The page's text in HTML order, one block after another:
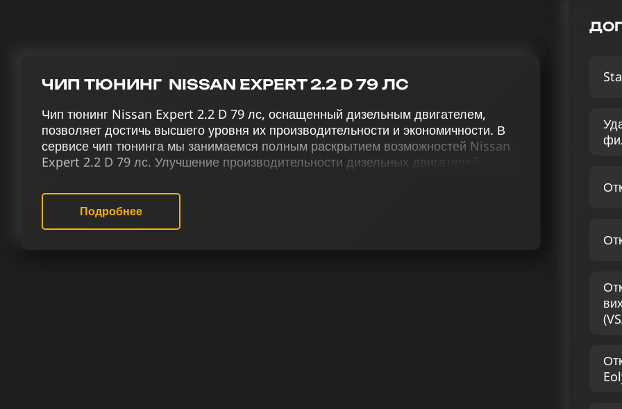
ЧИП ТЮНИНГ NISSAN EXPERT 2.2 D 79 ЛС
Чип тюнинг Nissan Expert 2.2 D 79 лс, оснащенный дизельным двигателем,
позволяет достичь высшего уровня их производительности и экономичности. В
сервисе чип тюнинга мы занимаемся полным раскрытием возможностей Nissan
Expert 2.2 D 79 лс. Улучшение производительности дизельных двигателей
включающие чип тюнинг (stage 1 и stage 2), отключение AdBlue и EGR, удаление
сажевого фильтра и вихревых заслонок (VSA), коррекцию терморегуляции,
отключение присадки Eolys и снятие ограничений на скорость.
Подробнее